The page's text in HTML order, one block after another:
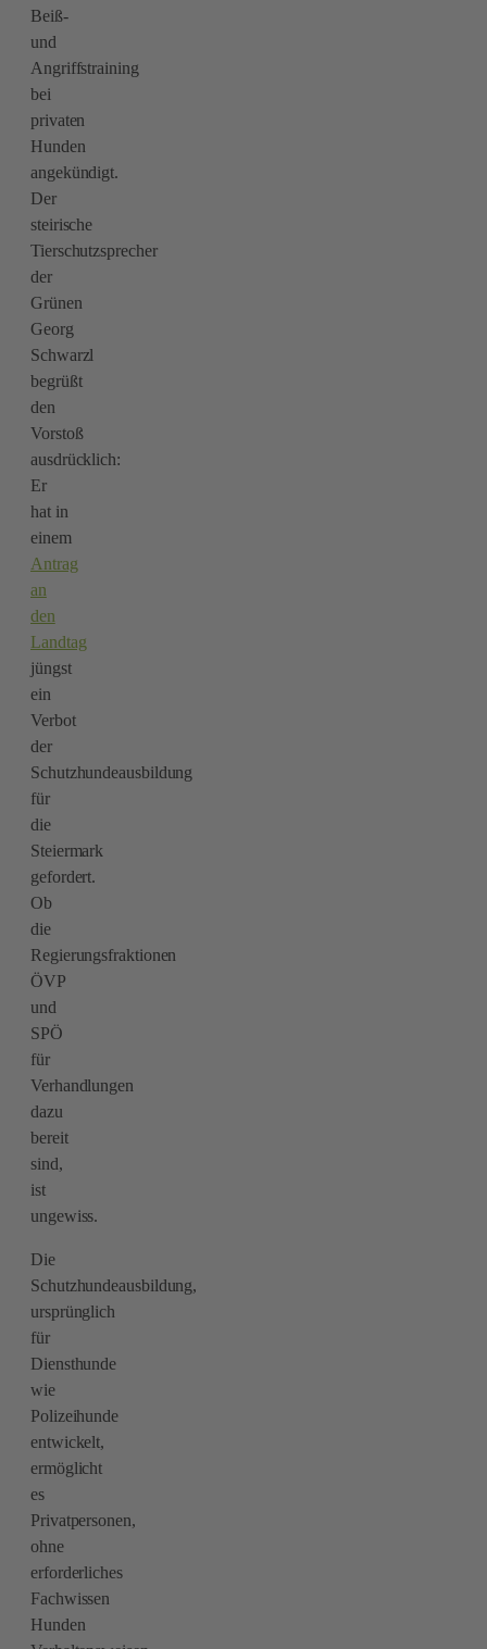
Beiß-
und
Angriffstraining
bei
privaten
Hunden
angekündigt.
Der
steirische
Tierschutzsprecher
der
Grünen
Georg
Schwarzl
begrüßt
den
Vorstoß
ausdrücklich:
Er
hat in
einem
Antrag
an
den
Landtag
jüngst
ein
Verbot
der
Schutzhundeausbildung
für
die
Steiermark
gefordert.
Ob
die
Regierungsfraktionen
ÖVP
und
SPÖ
für
Verhandlungen
dazu
bereit
sind,
ist
ungewiss.
Die
Schutzhundeausbildung,
ursprünglich
für
Diensthunde
wie
Polizeihunde
entwickelt,
ermöglicht
es
Privatpersonen,
ohne
erforderliches
Fachwissen
Hunden